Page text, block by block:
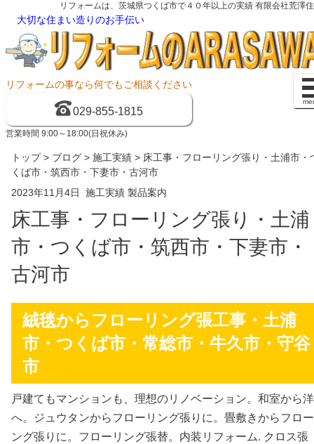
リフォームは、茨城県つくば市で４０年以上の実績 有限会社荒澤
大切な住まい造りのお手伝い
リフォームの事なら何でもご相談ください
029-855-1815
営業時間 9:00～18:00(日祝休み)
トップ> ブログ > 施工実績 > 床工事・フローリング張り・土浦市・
くば市・筑西市・下妻市・古河市
2023年11月4日 施工実績 製品案内
床工事・フローリング張り・土浦
市・つくば市・筑西市・下妻市・
古河市
絨毯からフローリング張工事・土浦
市・つくば市・常総市・牛久市・守谷
市
戸建てもマンションも、理想のリノベーション。和室から
へ。ジュウタンからフローリング張りに。畳敷きからフロ
ング張りに。フローリング張替。内装リフォーム. クロス張